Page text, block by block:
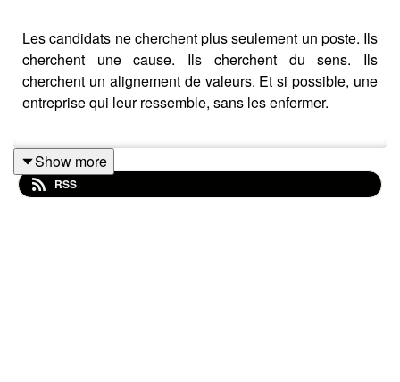
Les candidats ne cherchent plus seulement un poste. Ils
cherchent une cause. Ils cherchent du sens. Ils
cherchent un alignement de valeurs. Et si possible, une
entreprise qui leur ressemble, sans les enfermer.
C’est un ressenti de plus en plus présent depuis la crise
sanitaire de 2020. Le "pour quoi je travaille ?" a
Show more
RSS